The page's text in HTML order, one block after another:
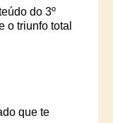
do 3º
o triunfo total
que te